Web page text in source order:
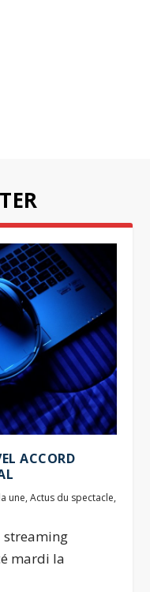
ACCORD
une,Actus du spectacle,
streaming
mardi la